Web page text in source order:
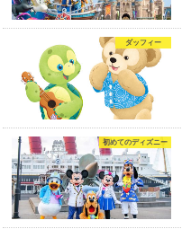
ダッフィー
初めてのディズニー